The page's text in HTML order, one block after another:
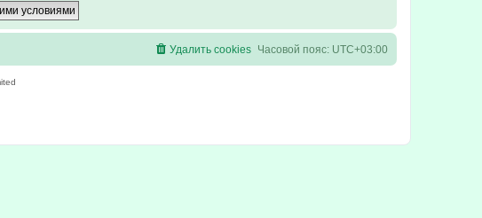
Часовой пояс: UTC+03:00
Удалить cookies